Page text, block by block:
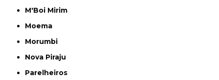
M'Boi Mirim
Moema
Morumbi
Nova Piraju
Parelheiros